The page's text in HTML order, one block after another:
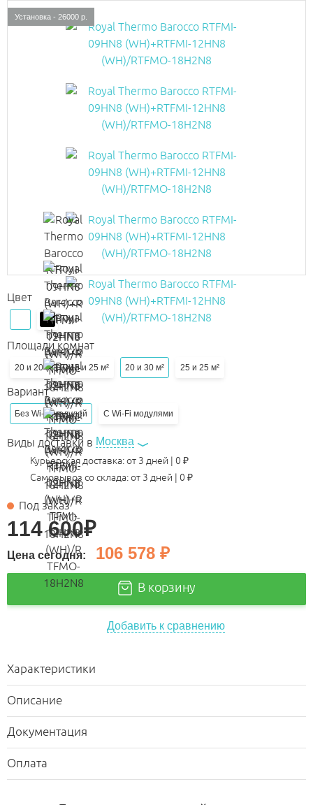
Установка - 26000 р.
Цвет
Площади комнат
20 и 20 м² 15 и 25 м² 20 и 30 м² 25 и 25 м²
Вариант
Без Wi-Fi модулей С Wi-Fi модулями
Виды доставки в Москва
Курьерская доставка:от 3 дней | 0 ₽
Самовывоз со склада:от 3 дней | 0 ₽
Под заказ
114 600₽
Цена сегодня: 106 578 ₽
В корзину
Добавить к сравнению
Характеристики
Описание
Документация
Оплата